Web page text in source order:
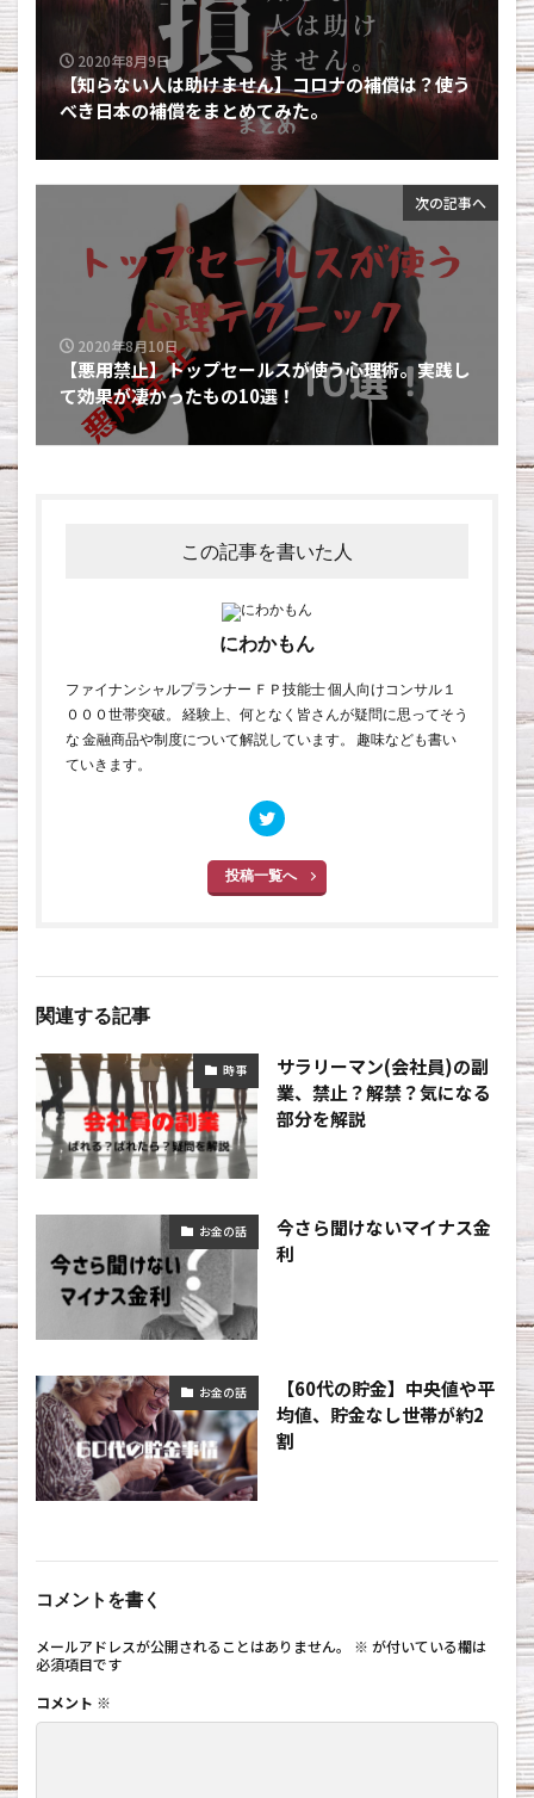
2020年8月9日
【知らない人は助けません】コロナの補償は？使う
べき日本の補償をまとめてみた。
次の記事へ
2020年8月10日
【悪用禁止】トップセールスが使う心理術。実践し
て効果が凄かったもの10選！
この記事を書いた人
にわかもん
ファイナンシャルプランナー ＦＰ技能士 個人向けコンサル１
０００世帯突破。 経験上、何となく皆さんが疑問に思ってそう
な 金融商品や制度について解説しています。 趣味なども書い
ていきます。
投稿一覧へ
関連する記事
時事
サラリーマン(会社員)の副
業、禁止？解禁？気になる
部分を解説
お金の話
今さら聞けないマイナス金
利
お金の話
【60代の貯金】中央値や平
均値、貯金なし世帯が約2
割
コメントを書く
メールアドレスが公開されることはありません。 ※ が付いている欄は
必須項目です
コメント ※